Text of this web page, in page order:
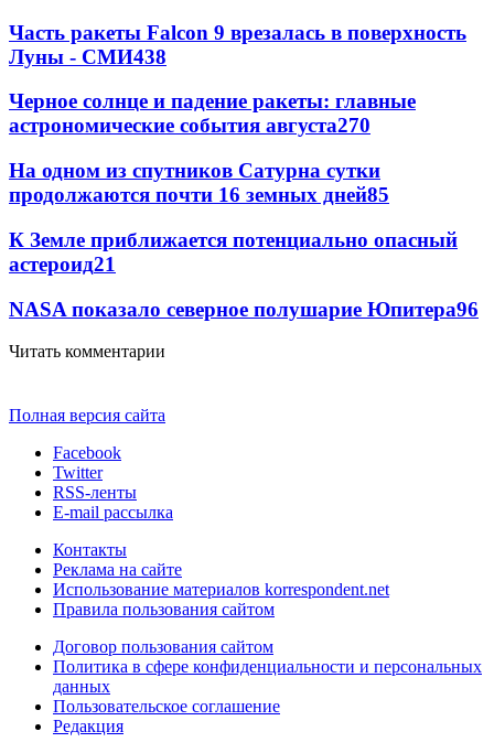
Часть ракеты Falcon 9 врезалась в поверхность
Луны - СМИ438
Черное солнце и падение ракеты: главные
астрономические события августа270
На одном из спутников Сатурна сутки
продолжаются почти 16 земных дней85
К Земле приближается потенциально опасный
астероид21
NASA показало северное полушарие Юпитера96
Читать комментарии
Полная версия сайта
Facebook
Twitter
RSS-ленты
E-mail рассылка
Контакты
Реклама на сайте
Использование материалов korrespondent.net
Правила пользования сайтом
Договор пользования сайтом
Политика в сфере конфиденциальности и персональных
данных
Пользовательское соглашение
Редакция